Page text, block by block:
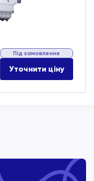
Під замовлення
Уточнити ціну